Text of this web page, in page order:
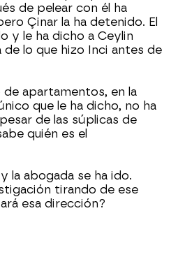
de pelear con él ha
Çinar la ha detenido. El
y le ha dicho a Ceylin
de lo que hizo Inci antes de
apartamentos, en la
que le ha dicho, no ha
de las súplicas de
quién es el
la abogada se ha ido.
tirando de ese
esa dirección?